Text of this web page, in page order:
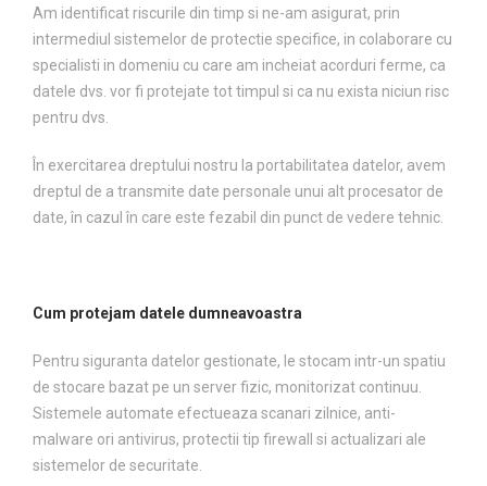
Am identificat riscurile din timp si ne-am asigurat, prin
intermediul sistemelor de protectie specifice, in colaborare cu
specialisti in domeniu cu care am incheiat acorduri ferme, ca
datele dvs. vor fi protejate tot timpul si ca nu exista niciun risc
pentru dvs.
În exercitarea dreptului nostru la portabilitatea datelor, avem
dreptul de a transmite date personale unui alt procesator de
date, în cazul în care este fezabil din punct de vedere tehnic.
Cum protejam datele dumneavoastra
Pentru siguranta datelor gestionate, le stocam intr-un spatiu
de stocare bazat pe un server fizic, monitorizat continuu.
Sistemele automate efectueaza scanari zilnice, anti-
malware ori antivirus, protectii tip firewall si actualizari ale
sistemelor de securitate.